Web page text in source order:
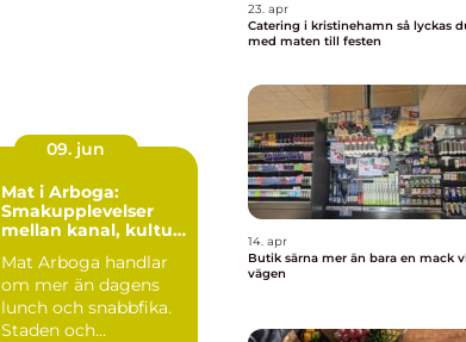
09. jun
Mat i Arboga:
Smakupplevelser
mellan kanal, kultur
Mat Arboga handlar
om mer än dagens
lunch och snabbfika.
Staden och
23. apr
Catering i kristinehamn så lyckas du
med maten till festen
14. apr
Butik särna mer än bara en mack vid
vägen